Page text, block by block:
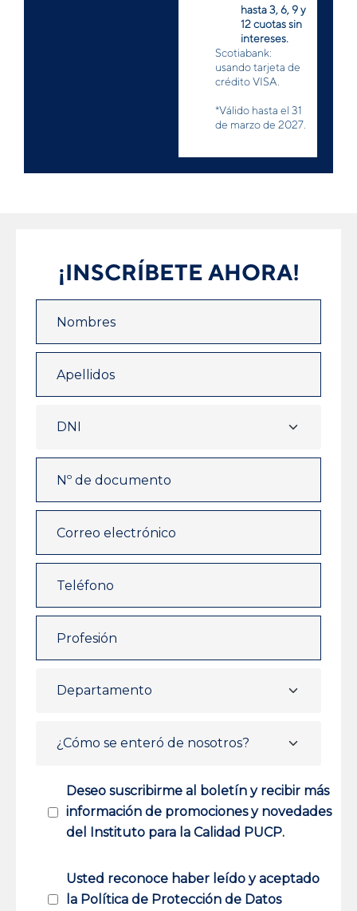
hasta 3, 6, 9 y
12 cuotas sin
intereses.
Scotiabank:
usando tarjeta de
crédito VISA.
*Válido hasta el 31
de marzo de 2027.
¡INSCRÍBETE AHORA!
Deseo suscribirme al boletín y recibir más
información de promociones y novedades
del Instituto para la Calidad PUCP.
Usted reconoce haber leído y aceptado
la Política de Protección de Datos